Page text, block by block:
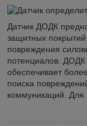
Датчик ДОДК
защитных
повреждения
потенциалов.
обеспечивает
поиска
коммуникаций. Для